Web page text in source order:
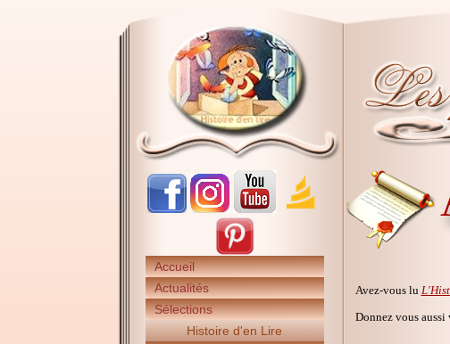
Accueil
Actualités
Sélections
Histoire d'en Lire
Avez-vous lu
Donnez vous aussi